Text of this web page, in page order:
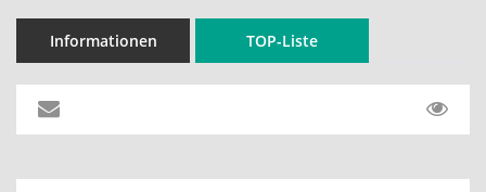
Informationen TOP-Liste